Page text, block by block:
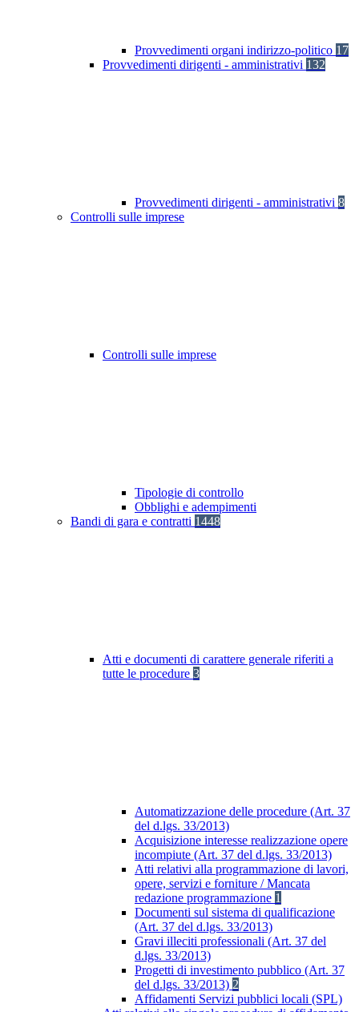
Provvedimenti organi indirizzo-politico 17
Provvedimenti dirigenti - amministrativi 132
Provvedimenti dirigenti - amministrativi 8
Controlli sulle imprese
Controlli sulle imprese
Tipologie di controllo
Obblighi e adempimenti
Bandi di gara e contratti 1448
Atti e documenti di carattere generale riferiti a
tutte le procedure 3
Automatizzazione delle procedure (Art. 37
del d.lgs. 33/2013)
Acquisizione interesse realizzazione opere
incompiute (Art. 37 del d.lgs. 33/2013)
Atti relativi alla programmazione di lavori,
opere, servizi e forniture / Mancata
redazione programmazione 1
Documenti sul sistema di qualificazione
(Art. 37 del d.lgs. 33/2013)
Gravi illeciti professionali (Art. 37 del
d.lgs. 33/2013)
Progetti di investimento pubblico (Art. 37
del d.lgs. 33/2013) 2
Affidamenti Servizi pubblici locali (SPL)